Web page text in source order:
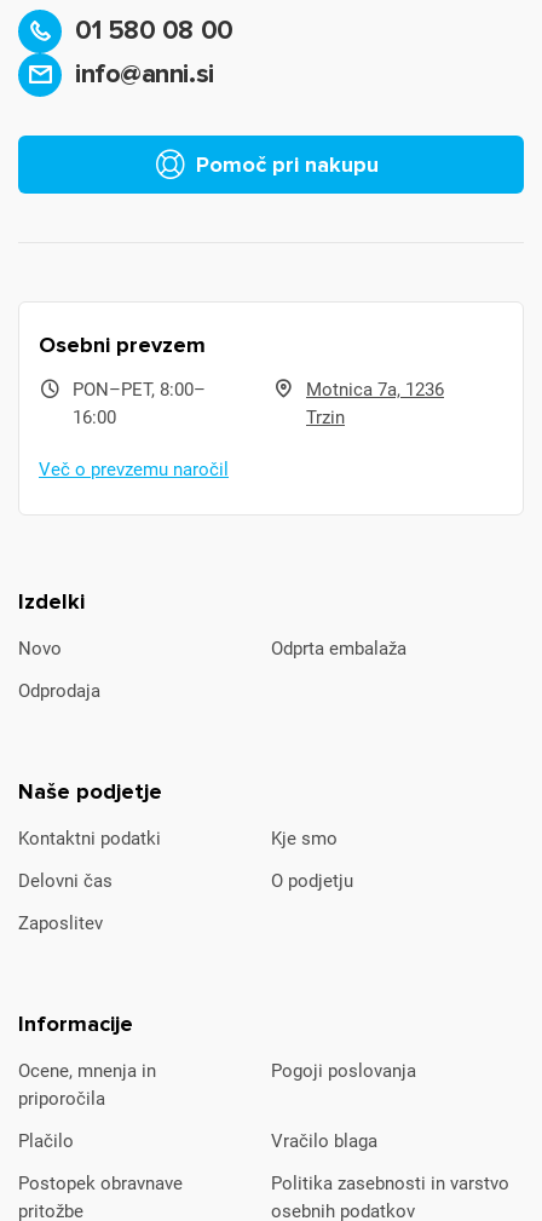
01 580 08 00
info@anni.si
Pomoč pri nakupu
Izdelki
Novo
Odprta embalaža
Odprodaja
Naše podjetje
Kontaktni podatki
Kje smo
Delovni čas
O podjetju
Zaposlitev
Informacije
Ocene, mnenja in
priporočila
Pogoji poslovanja
Plačilo
Vračilo blaga
Postopek obravnave
pritožbe
Politika zasebnosti in varstvo
osebnih podatkov
Osebni prevzem
PON–PET, 8:00–
16:00
Motnica 7a, 1236
Trzin
Več o prevzemu naročil